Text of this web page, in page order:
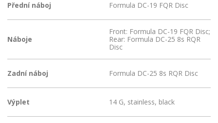
Přední náboj Formula DC-19 FQR Disc
Náboje
Front: Formula DC-19 FQR Disc;
Rear: Formula DC-25 8s RQR
Disc
Zadní náboj Formula DC-25 8s RQR Disc
Výplet 14 G, stainless, black